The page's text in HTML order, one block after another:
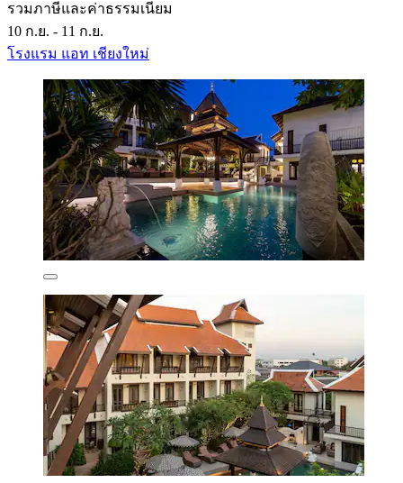
รวมภาษีและค่าธรรมเนียม
10 ก.ย. - 11 ก.ย.
โรงแรม แอท เชียงใหม่